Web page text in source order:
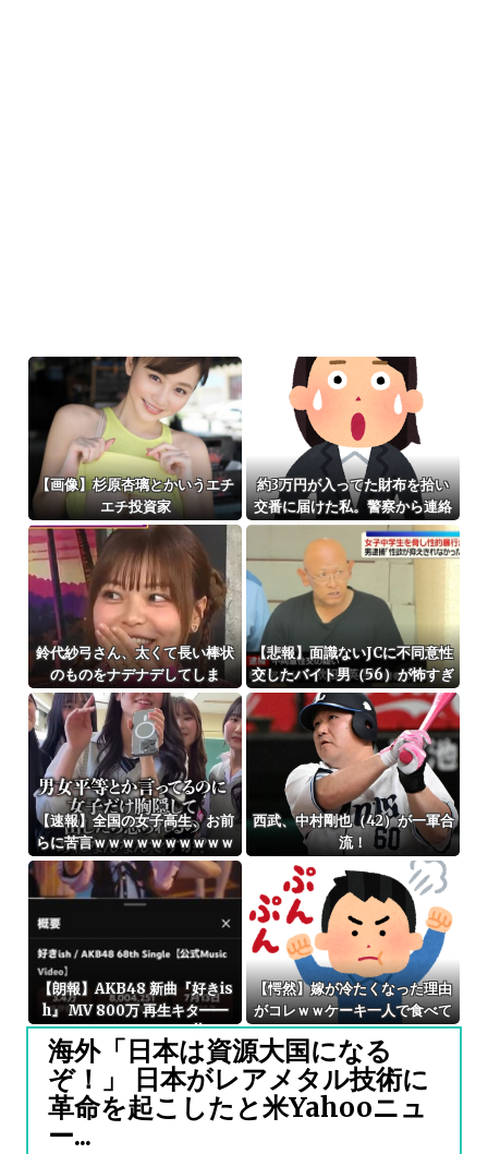
【画像】杉原杏璃とかいうエチ
エチ投資家
約3万円が入ってた財布を拾い
交番に届けた私。警察から連絡
が入りその金が私のものになっ
た結果...
鈴代紗弓さん、太くて長い棒状
のものをナデナデしてしま
う・・・
【悲報】面識ないJCに不同意性
交したバイト男（56）が怖すぎ
る 千葉県（※画像あり）
【速報】全国の女子高生、お前
らに苦言ｗｗｗｗｗｗｗｗｗｗ
西武、中村剛也（42）が一軍合
流！
【朗報】AKB48 新曲『好きis
h』 MV 800万 再生キタ━━
(((ﾟ∀ﾟ)))━━━━━!!
【愕然】嫁が冷たくなった理由
がコレｗｗケーキ一人で食べて
みじめって言われてた・・・
海外「日本は資源大国になる
ぞ！」 日本がレアメタル技術に
革命を起こしたと米Yahooニュ
ー...